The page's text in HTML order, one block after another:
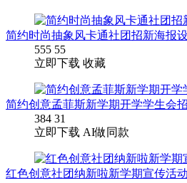
简约时尚抽象风卡通社团招新海报
555 55
立即下载 收藏
简约创意孟菲斯新学期开学学生会
384 31
立即下载 AI做同款
红色创意社团纳新啦新学期宣传活